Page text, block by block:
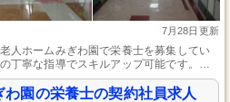
7月28日更新
人ホームみぎわ園で栄養士を募集してい
丁寧な指導でスキルアップ可能です。あ
健康管理に貢献しませんか？契約社員と
がいのあるお仕事です。応募お待ちして
園の栄養士の契約社員求人